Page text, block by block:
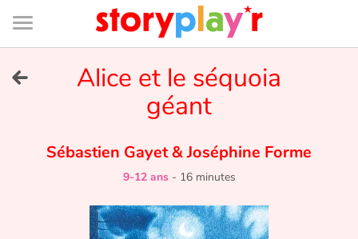
Connexion
Bibliothèque
de
page
Tester gratuitement
Bibliothèque
Alice et le séquoia
géant
Sébastien Gayet&Joséphine Forme
9-12 ans- 16 minutes